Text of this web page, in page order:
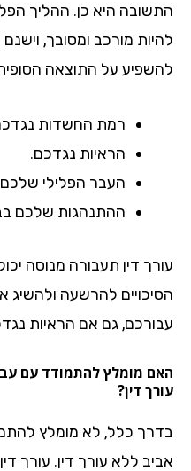
היא כן. ההליך הפלילי
מורכב ומסובך, וישנם
על התוצאה הסופית,
רמת החשדות נגדכם.
הראיות נגדכם.
העבר הפלילי שלכם.
ההתנהגות שלכם בבית
דין תעבורה מנוסה יכול
להרשעה ולהשיג את
גם אם הראיות נגדכם
מומלץ להתמודד עם
דין?
כלל, לא מומלץ להתמודד
ללא עורך דין. עורך דין